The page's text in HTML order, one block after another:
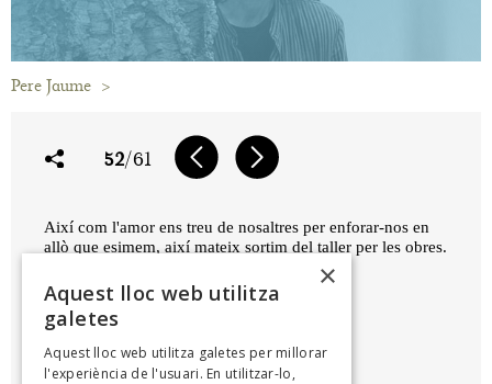
Pere Jaume >
52/61
Així com l'amor ens treu de nosaltres per enforar-nos en
allò que esimem, així mateix sortim del taller per les obres.
Pagèsiques, 2011
×
Aquest lloc web utilitza
galetes
Aquest lloc web utilitza galetes per millorar
l'experiència de l'usuari. En utilitzar-lo,